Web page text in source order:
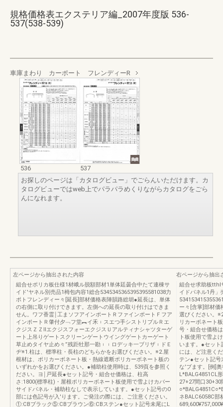
規格価格表エクステリア編_2007年度版 536-
537(538-539)
車庫まわり カーポート フレンディーR
536
537
お探しのページは「カタログビュー」でごらんいただけます。カ
タログビューではweb上でパラパラめくりながらカタログをごら
んになれます。
左ページから抽出された内容
組合せポリカ板仕様1材峨ル脱額部材1単体廷曇合中たて連棟サ
イド′ヤネル別売品1栂包内容1総合5345345365395395581038力
ポトフレンディー々[延長]部材価格表陣韻路総胡●延長は、単体
の右側に取り付けできます。左側への延長の取り付けはできま
せん。ワフ香霊￨工まソフアインポートＲファインポートＦフア
インポートＲ肇付夕﹁フ堂︻イ禾︲スエつ手シストリプルＲエ
クジスＺＺⅡエクジスフォーエクジスＵアルティナシャツターゲ
ート上吊りゲートスクリーンゲートウイングゲートカーゲート
草止めタイヤ止め々”残距牡那一勘︲︲ロデッキ一ブリザ︲ドＥ
ヂ※1.柱は、標準柱・長柱のどちらかをお選びください。※2.屋
根材は、ポリカーボネート板・熱線遮断ポリカーボネート板の
いずれかをお選びください。●補助柱使用時は、539頁を参照く
ださい。ヨ￨戸延長●セット記号・組合せ価格は、柱高
さ:1800(標準柱)・屋根ポリカーボネート板使用で雪よけカバー
サイドパネル・補助柱なしで表示しています。●セット記号のO
部には色記号が入'ります。ご発注の際には、ご注意ください。
①:CBブラック⑤:CBブラウン⑥:CBステン●セット記号未尾にL
右ページから抽出
組合せ求助板tthl
イドパネル1丹」
ー々[含掌]部材価
選びください。
リカーボネート
号・組合せ価格
ト板使用で雪よ
います。●セット
には、ど注意く
テン●セット記号
な'ブます。[例]
L*BALG4851CL
27+27間口30+30
ネBALC6058C部